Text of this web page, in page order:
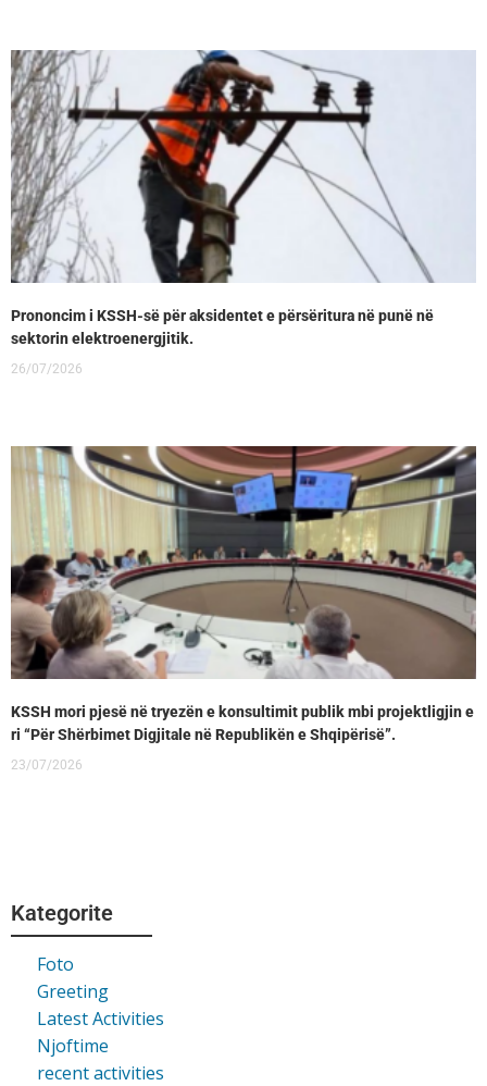
Prononcim i KSSH-së për aksidentet e përsëritura në punë në
sektorin elektroenergjitik.
26/07/2026
KSSH mori pjesë në tryezën e konsultimit publik mbi projektligjin e
ri “Për Shërbimet Digjitale në Republikën e Shqipërisë”.
23/07/2026
Kategorite
Foto
Greeting
Latest Activities
Njoftime
recent activities